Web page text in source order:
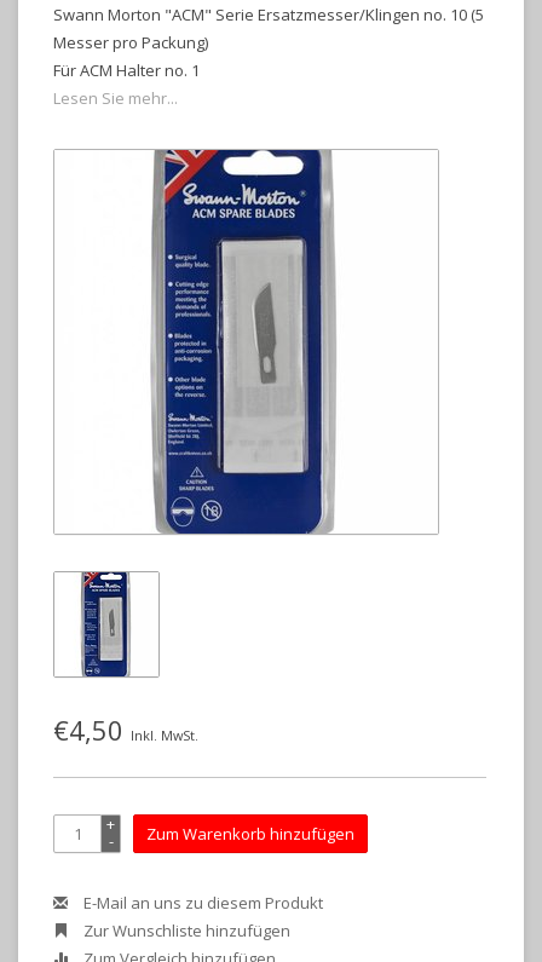
Swann Morton "ACM" Serie Ersatzmesser/Klingen no. 10 (5
Messer pro Packung)
Für ACM Halter no. 1
Lesen Sie mehr...
€4,50 Inkl. MwSt.
+
- Zum Warenkorb hinzufügen
E-Mail an uns zu diesem Produkt
Zur Wunschliste hinzufügen